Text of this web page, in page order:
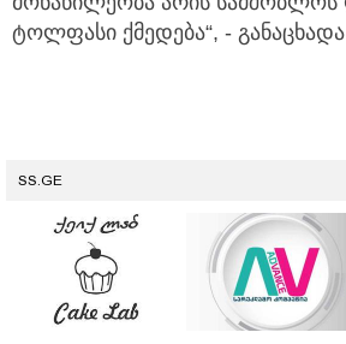
ტოლფასი ქმედება“, -
SS.GE